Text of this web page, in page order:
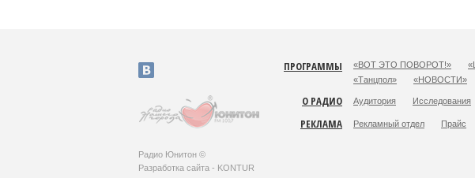
v
Радио Юнитон ©
Разработка сайта - KONTUR
ПРОГРАММЫ «ВОТ ЭТО ПОВОРОТ!»
«Танцпол»
«НОВОСТИ»
О РАДИО Аудитория Исследования
РЕКЛАМА Рекламный отдел Прайс